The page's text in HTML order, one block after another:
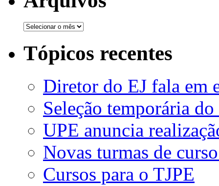
Tópicos recentes
Diretor do EJ fala em
Seleção temporária
UPE anuncia
Novas turmas de
Cursos para o TJPE